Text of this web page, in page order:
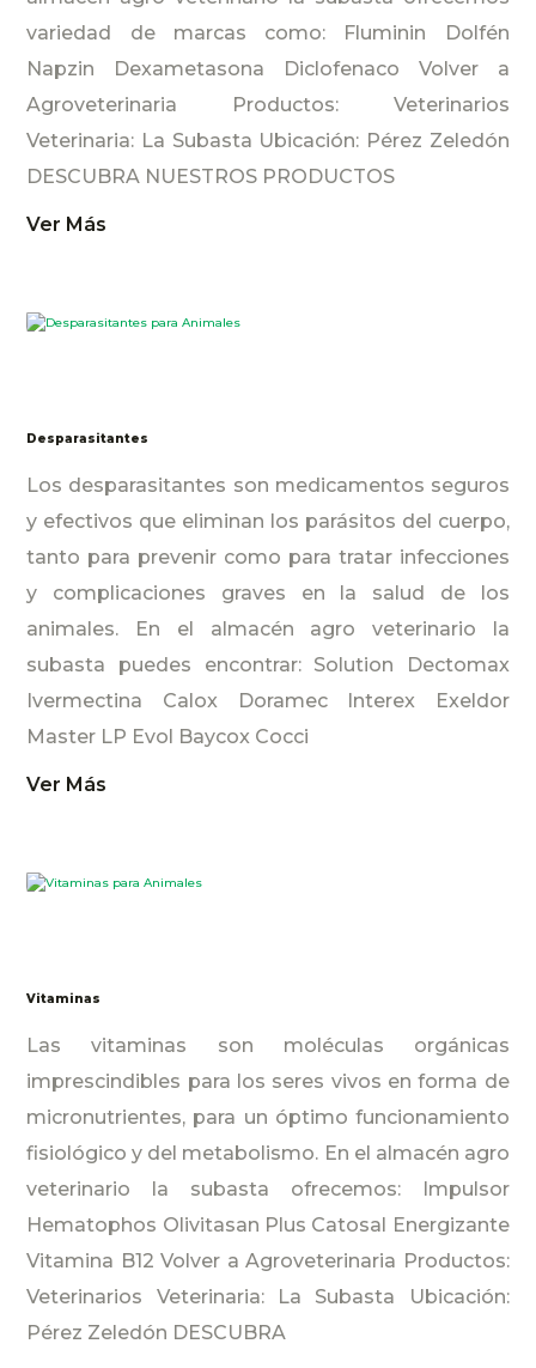
variedad de marcas como: Fluminin Dolfén
Napzin Dexametasona Diclofenaco Volver a
Agroveterinaria Productos: Veterinarios
Veterinaria: La Subasta Ubicación: Pérez Zeledón
DESCUBRA NUESTROS PRODUCTOS
Ver Más
Desparasitantes
Los desparasitantes son medicamentos seguros
y efectivos que eliminan los parásitos del cuerpo,
tanto para prevenir como para tratar infecciones
y complicaciones graves en la salud de los
animales. En el almacén agro veterinario la
subasta puedes encontrar: Solution Dectomax
Ivermectina Calox Doramec Interex Exeldor
Master LP Evol Baycox Cocci
Ver Más
Vitaminas
Las vitaminas son moléculas orgánicas
imprescindibles para los seres vivos en forma de
micronutrientes, para un óptimo funcionamiento
fisiológico y del metabolismo. En el almacén agro
veterinario la subasta ofrecemos: Impulsor
Hematophos Olivitasan Plus Catosal Energizante
Vitamina B12 Volver a Agroveterinaria Productos:
Veterinarios Veterinaria: La Subasta Ubicación:
Pérez Zeledón DESCUBRA